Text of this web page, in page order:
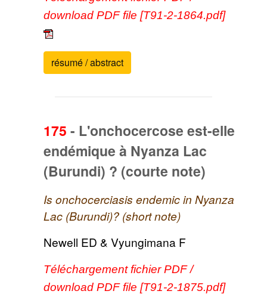
download PDF file [T91-2-1864.pdf]
résumé / abstract
175 - L'onchocercose est-elle
endémique à Nyanza Lac
(Burundi) ? (courte note)
Is onchocerciasis endemic in Nyanza
Lac (Burundi)? (short note)
Newell ED & Vyungimana F
Téléchargement fichier PDF /
download PDF file [T91-2-1875.pdf]